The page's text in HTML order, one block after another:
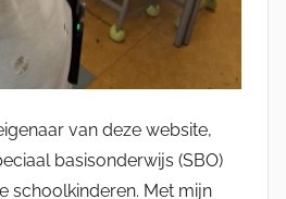
van deze website,
basisonderwijs (SBO)
schoolkinderen. Met mijn